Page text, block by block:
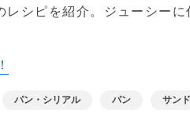
シピを紹介。ジューシー
パン・シリアル パン サン